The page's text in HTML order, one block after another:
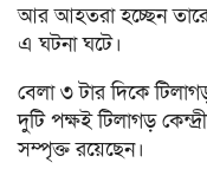
আর আহতরা হচ্ছেন
এ ঘটনা ঘটে।
বেলা ৩ টার দিকে
দুটি পক্ষই টিলাগড়
সম্পৃক্ত রয়েছেন।